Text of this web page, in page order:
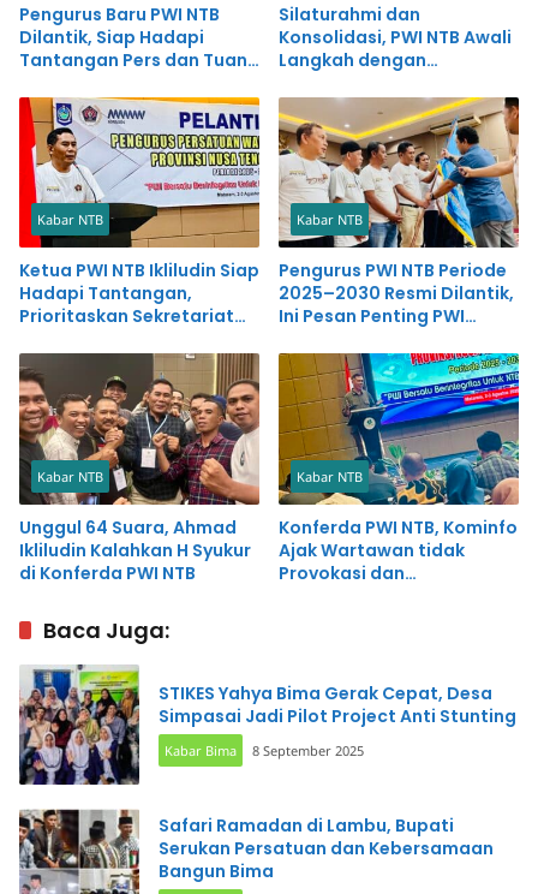
Pengurus Baru PWI NTB
Dilantik, Siap Hadapi
Tantangan Pers dan Tuan
Silaturahmi dan
Konsolidasi, PWI NTB Awali
Langkah dengan
Kabar NTB
Ketua PWI NTB Ikliludin Siap
Hadapi Tantangan,
Prioritaskan Sekretariat
Kabar NTB
Pengurus PWI NTB Periode
2025–2030 Resmi Dilantik,
Ini Pesan Penting PWI
Kabar NTB
Unggul 64 Suara, Ahmad
Ikliludin Kalahkan H Syukur
di Konferda PWI NTB
Kabar NTB
Konferda PWI NTB, Kominfo
Ajak Wartawan tidak
Provokasi dan
Baca Juga:
STIKES Yahya Bima Gerak Cepat, Desa
Simpasai Jadi Pilot Project Anti Stunting
Kabar Bima 8 September 2025
Safari Ramadan di Lambu, Bupati
Serukan Persatuan dan Kebersamaan
Bangun Bima